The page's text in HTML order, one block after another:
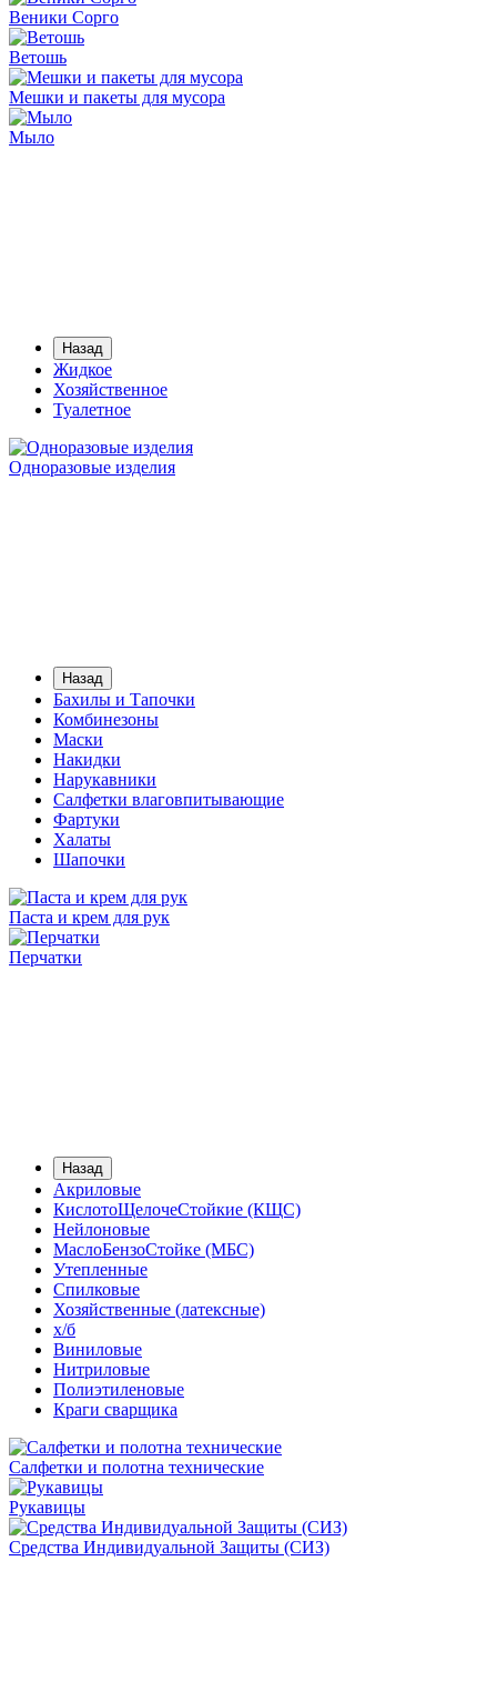
Веники Сорго
Ветошь
Мешки и пакеты для мусора
Мыло
Назад
Жидкое
Хозяйственное
Туалетное
Одноразовые изделия
Назад
Бахилы и Тапочки
Комбинезоны
Маски
Накидки
Нарукавники
Салфетки влаговпитывающие
Фартуки
Халаты
Шапочки
Паста и крем для рук
Перчатки
Назад
Акриловые
КислотоЩелочеСтойкие (КЩС)
Нейлоновые
МаслоБензоСтойке (МБС)
Утепленные
Спилковые
Хозяйственные (латексные)
х/б
Виниловые
Нитриловые
Полиэтиленовые
Краги сварщика
Салфетки и полотна технические
Рукавицы
Средства Индивидуальной Защиты (СИЗ)